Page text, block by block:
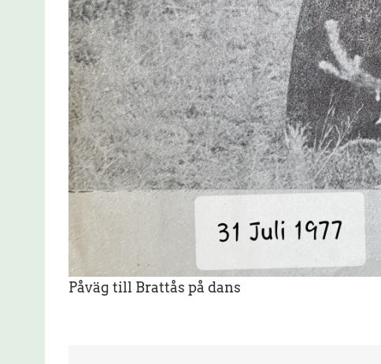
Påväg till Brattås på dans